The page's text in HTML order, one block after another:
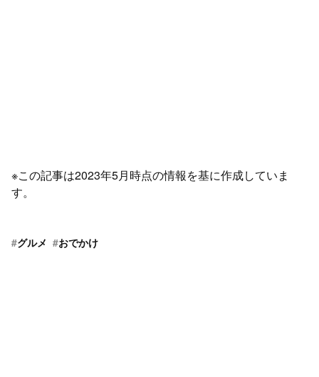
※この記事は2023年5月時点の情報を基に作成していま
す。
#グルメ #おでかけ